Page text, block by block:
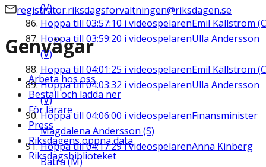
(V)
Hoppa till 03:57:10 i videospelarenEmil Källström
Hoppa till 03:59:20 i videospelarenUlla Andersson
(V)
Hoppa till 04:01:25 i videospelarenEmil Källström
Hoppa till04:03:32 i videospelarenUlla Andersson
(V)
Hoppa till 04:06:00 i videospelarenFinansminister
Magdalena Andersson (S)
Hoppa till04:17:29i videospelarenAnna Kinberg
Batra (M)
registrator.riksdagsforvaltningen@riksdagen.se
Genvägar
Arbeta hos oss
Beställ och ladda ner
För lärare
Press
Riksdagens öppna data
Riksdagsbiblioteket